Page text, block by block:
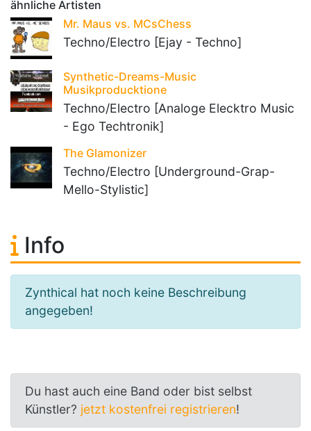
ähnliche Artisten
Mr. Maus vs. MCsChess
Techno/Electro [Ejay - Techno]
Synthetic-Dreams-Music
Musikproducktione
Techno/Electro [Analoge Elecktro Music
- Ego Techtronik]
The Glamonizer
Techno/Electro [Underground-Grap-
Mello-Stylistic]
Info
Zynthical hat noch keine Beschreibung
angegeben!
Du hast auch eine Band oder bist selbst
Künstler? jetzt kostenfrei registrieren!